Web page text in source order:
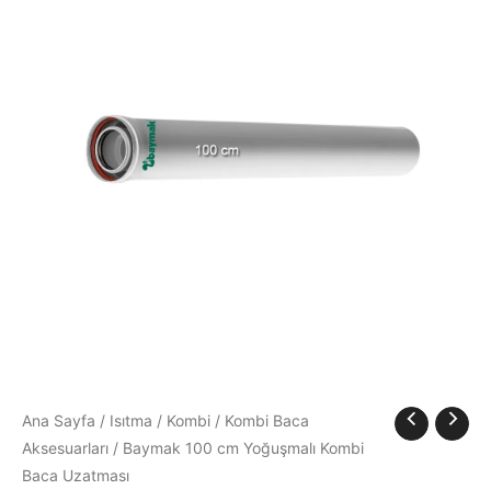
Ana Sayfa / Isıtma / Kombi / Kombi Baca
Aksesuarları / Baymak 100 cm Yoğuşmalı Kombi
Baca Uzatması